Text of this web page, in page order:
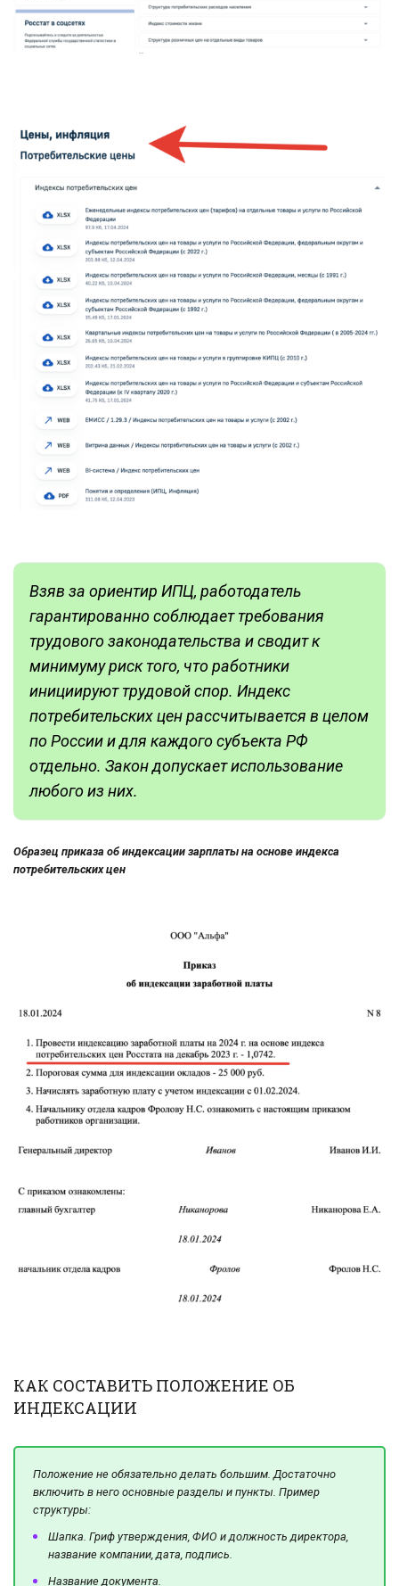
Взяв за ориентир ИПЦ, работодатель
гарантированно соблюдает требования
трудового законодательства и сводит к
минимуму риск того, что работники
инициируют трудовой спор. Индекс
потребительских цен рассчитывается в целом
по России и для каждого субъекта РФ
отдельно. Закон допускает использование
любого из них.
Образец приказа об индексации зарплаты на основе индекса
потребительских цен
КАК СОСТАВИТЬ ПОЛОЖЕНИЕ ОБ
ИНДЕКСАЦИИ
Положение не обязательно делать большим. Достаточно
включить в него основные разделы и пункты. Пример
структуры:
Шапка. Гриф утверждения, ФИО и должность директора,
название компании, дата, подпись.
Название документа.